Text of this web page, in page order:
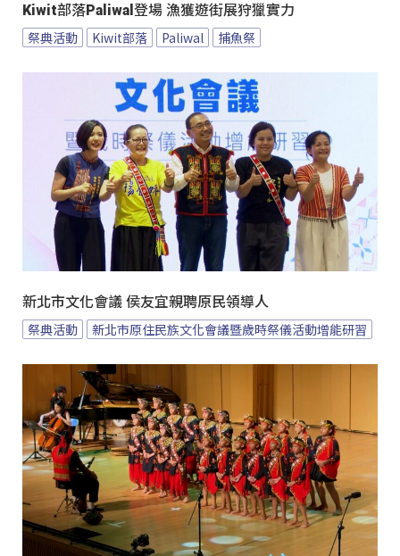
Kiwit部落Paliwal登場 漁獲遊街展狩獵實力
祭典活動 Kiwit部落 Paliwal 捕魚祭
新北市文化會議 侯友宜親聘原民領導人
祭典活動 新北市原住民族文化會議暨歲時祭儀活動增能研習